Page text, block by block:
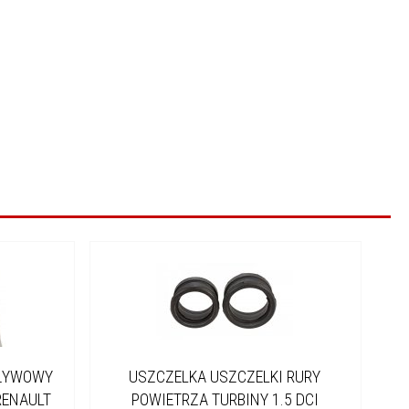
USZCZELKA USZCZELKI RURY
POWIETRZA TURBINY 1.5 DCI